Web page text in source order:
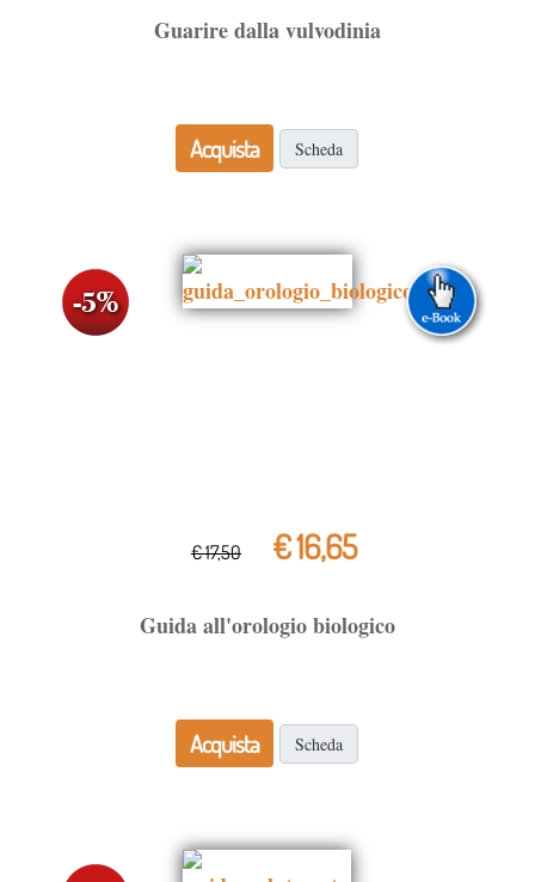
Guarire dalla vulvodinia
Acquista Scheda
€ 17,50 € 16,65
Guida all'orologio biologico
Acquista Scheda